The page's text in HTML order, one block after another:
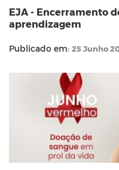
EJA - Encerramento
aprendizagem
Publicado em: 25 Junho